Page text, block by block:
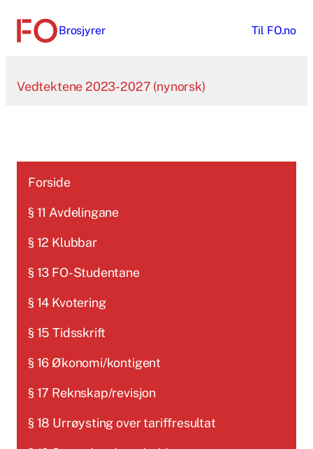
Brosjyrer Til FO.no
Vedtektene 2023-2027 (nynorsk)
Forside
§ 11 Avdelingane
§ 12 Klubbar
§ 13 FO-Studentane
§ 14 Kvotering
§ 15 Tidsskrift
§ 16 Økonomi/kontigent
§ 17 Reknskap/revisjon
§ 18 Urrøysting over tariffresultat